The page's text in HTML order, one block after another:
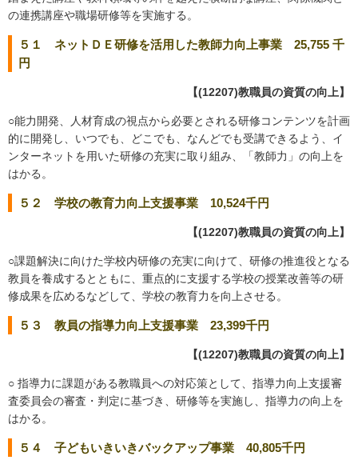
の連携講座や職場研修等を実施する。
５１ ネットＤＥ研修を活用した教師力向上事業 25,755 千
円
【(12207)教職員の資質の向上】
○能力開発、人材育成の視点から必要とされる研修コンテンツを計画
的に開発し、いつでも、どこでも、なんどでも受講できるよう、イ
ンターネットを用いた研修の充実に取り組み、「教師力」の向上を
はかる。
５２ 学校の教育力向上支援事業 10,524千円
【(12207)教職員の資質の向上】
○課題解決に向けた学校内研修の充実に向けて、研修の推進役となる
教員を養成するとともに、重点的に支援する学校の授業改善等の研
修成果を広めるなどして、学校の教育力を向上させる。
５３ 教員の指導力向上支援事業 23,399千円
【(12207)教職員の資質の向上】
○ 指導力に課題がある教職員への対応策として、指導力向上支援審
査委員会の審査・判定に基づき、研修等を実施し、指導力の向上を
はかる。
５４ 子どもいきいきバックアップ事業 40,805千円